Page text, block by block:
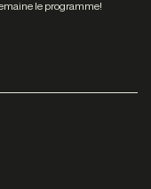
le programme!